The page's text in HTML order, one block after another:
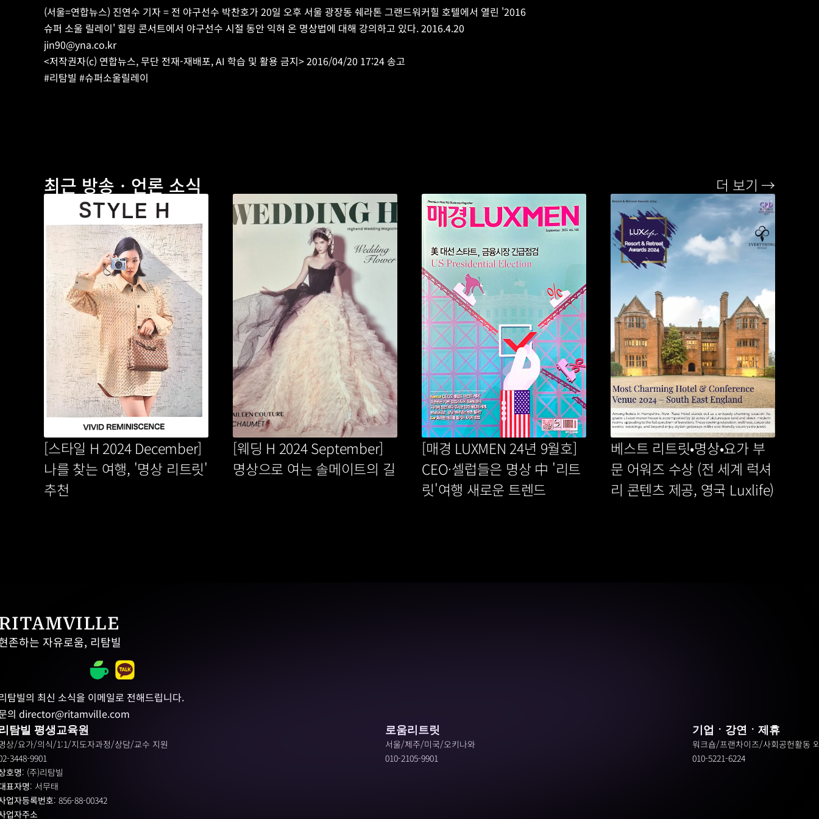
(서울=연합뉴스) 진연수 기자 = 전 야구선수 박찬호가 20일 오후 서울 광장동 쉐라톤 그랜드워커힐 호텔에서 열린 '2016
슈퍼 소울 릴레이' 힐링 콘서트에서 야구선수 시절 동안 익혀 온 명상법에 대해 강의하고 있다. 2016.4.20
jin90@yna.co.kr
<저작권자(c) 연합뉴스, 무단 전재-재배포, AI 학습 및 활용 금지> 2016/04/20 17:24 송고
#리탐빌 #슈퍼소울릴레이
최근 방송ㆍ언론 소식 더 보기 →
[스타일 H 2024 December]
나를 찾는 여행, '명상 리트릿'
추천
[웨딩 H 2024 September]
명상으로 여는 솔메이트의 길
[매경 LUXMEN 24년 9월호]
CEO·셀럽들은 명상 中 '리트
릿'여행 새로운 트렌드
베스트 리트릿•명상•요가 부
문 어워즈 수상 (전 세계 럭셔
리 콘텐츠 제공, 영국 Luxlife)
존하는 자유로움, 리탐빌
탐빌의 최신 소식을 이메일로 전해드립니다.
의 director@ritamville.com
탐빌 평생교육원
상/요가/의식/1:1/지도자과정/상담/교수 지원
3448-9901
로움리트릿
서울/제주/미국/오키나와
010-2105-9901
기업ㆍ강연ㆍ제휴
워크숍/프랜차이즈/사회공헌활동
010-5221-6224
호명: (주)리탐빌
표자명: 서무태
업자등록번호: 856-88-00342
업자주소